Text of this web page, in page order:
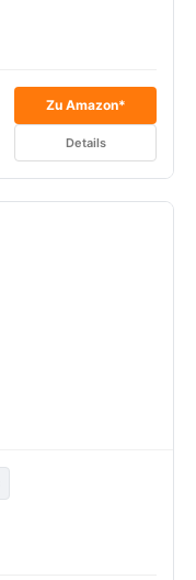
Zu Amazon*
Details